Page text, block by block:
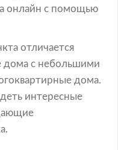
онлайн с помощью
отличается
дома с небольшими
дома.
интересные